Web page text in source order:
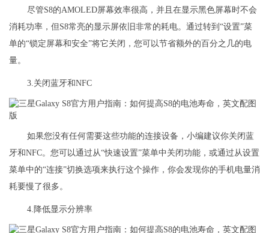
尽管S8的AMOLED屏幕效率很高，并且在显示黑色屏幕时不会
消耗功率，但S8常亮的显示屏依旧非常的耗电。通过转到“设置”菜
单的“锁定屏幕和安全”将它关闭，您可以节省额外的百分之几的电
量。
3.关闭蓝牙和NFC
如果您没有任何需要这些功能的连接设备，小编建议你关闭蓝
牙和NFC。您可以通过从“快速设置”菜单中关闭功能，或通过从设置
菜单中的“连接”切换选项来执行这个操作，你会发现你的手机电量消
耗要慢了很多。
4.降低显示分辨率